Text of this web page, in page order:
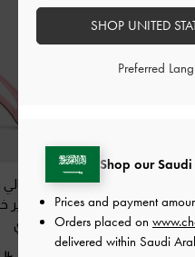
وسير كاحل-
وردي
حذاء كعب عالي
بفيونكة وسير
وردي
Shop our
Prices and payment
Orders placed on
delivered within Saudi
SHOP UNITED
Preferred